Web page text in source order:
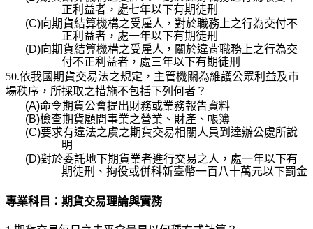
正利益者，處七年以下有期徒刑
(C)向期貨結算機構之受雇人，對於職務上之行為交付不
正利益者，處一年以下有期徒刑
(D)向期貨結算機構之受雇人，關於違背職務上之行為交
付不正利益者，處三年以下有期徒刑
50.依我國期貨交易法之規定，主管機關為維護公眾利益及市
場秩序，所採取之措施不包括下列何者？
(A)命令期貨公會提出財務或業務報告資料
(B)檢查期貨顧問事業之營業、財產、帳簿
(C)要求有違法之虞之期貨交易相關人員到達辦公處所說
明
(D)對於委託地下期貨業者進行交易之人，處一年以下有
期徒刑、拘役或併科新臺幣一百八十萬元以下罰金
專業科目：期貨交易理論與實務